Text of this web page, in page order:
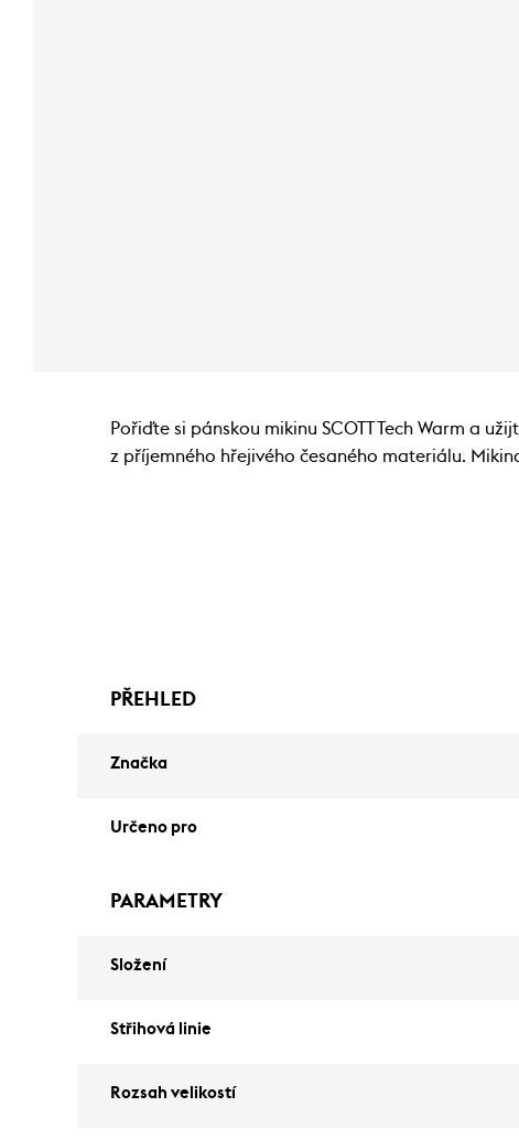
Pořiďte si pánskou mikinu SCOTT Tech Warm a
z příjemného hřejivého česaného materiálu.
PŘEHLED
Značka
Určeno pro
PARAMETRY
Složení
Střihová linie
Rozsah velikostí